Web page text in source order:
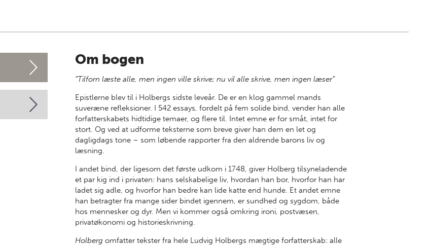
Om bogen
”Tilforn læste alle, men ingen ville skrive; nu vil alle skrive, men ingen læser”
Epistlerne blev til i Holbergs sidste leveår. De er en klog gammel mands
suveræne refleksioner. I 542 essays, fordelt på fem solide bind, vender han alle
forfatterskabets hidtidige temaer, og flere til. Intet emne er for småt, intet for
stort. Og ved at udforme teksterne som breve giver han dem en let og
dagligdags tone – som løbende rapporter fra den aldrende barons liv og
læsning.
I andet bind, der ligesom det første udkom i 1748, giver Holberg tilsyneladende
et par kig ind i privaten: hans selskabelige liv, hvordan han bor, hvorfor han har
ladet sig adle, og hvorfor han bedre kan lide katte end hunde. Et andet emne
han betragter fra mange sider bindet igennem, er sundhed og sygdom, både
hos mennesker og dyr. Men vi kommer også omkring ironi, postvæsen,
privatøkonomi og historieskrivning.
Holberg omfatter tekster fra hele Ludvig Holbergs mægtige forfatterskab: alle